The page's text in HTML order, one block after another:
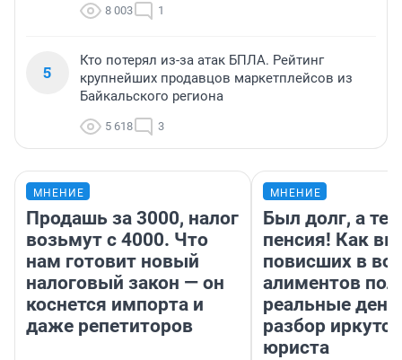
8 003 1
5
Кто потерял из-за атак БПЛА. Рейтинг
крупнейших продавцов маркетплейсов из
Байкальского региона
5 618 3
МНЕНИЕ
Продашь за 3000, налог
возьмут с 4000. Что
нам готовит новый
налоговый закон — он
коснется импорта и
даже репетиторов
МНЕНИЕ
Был долг, а
пенсия! Как
повисших в
алиментов
реальные
разбор
юриста